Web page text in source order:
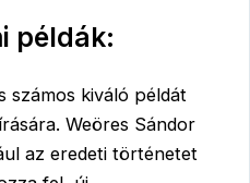
példák:
számos kiváló példát
Weöres Sándor
az eredeti történetet